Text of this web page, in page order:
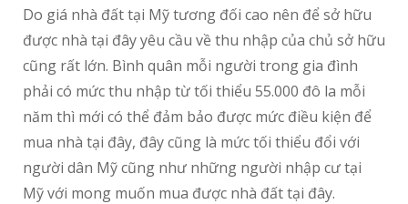
Do giá nhà đất tại Mỹ tương đối cao nên để sở hữu
được nhà tại đây yêu cầu về thu nhập của chủ sở hữu
cũng rất lớn. Bình quân mỗi người trong gia đình
phải có mức thu nhập từ tối thiểu 55.000 đô la mỗi
năm thì mới có thể đảm bảo được mức điều kiện để
mua nhà tại đây, đây cũng là mức tối thiểu đổi với
người dân Mỹ cũng như những người nhập cư tại
Mỹ với mong muốn mua được nhà đất tại đây.